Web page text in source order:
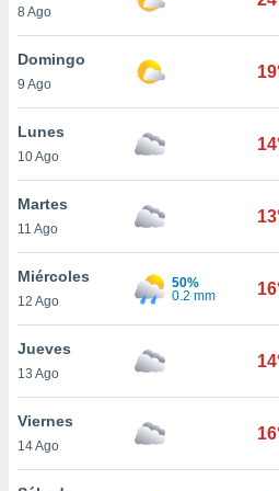
y
más
nuestra
y
de
disponible
cookies
8 Ago
Domingo
9 Ago
Lunes
10 Ago
Martes
11 Ago
Miércoles
12 Ago
50%
0.2 mm
Jueves
13 Ago
Viernes
14 Ago